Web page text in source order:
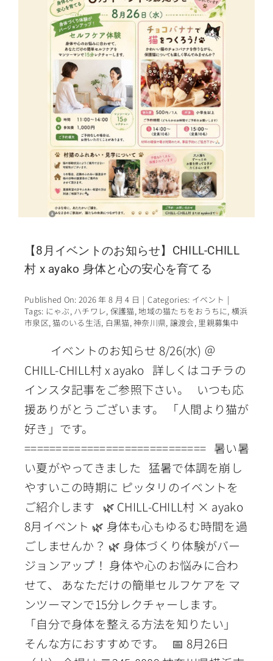
【8月イベントのお知らせ】CHILL-CHILL
村 x ayako 身体と心の安心を育てる
Published On: 2026 年 8 月 4 日 | Categories: イベント |
Tags: にゃぶ, ハチワレ, 保護猫,地域の猫たちをおうちに,横浜
市泉区,猫のいる生活, 白黒猫,神奈川県, 譲渡会, 里親募集中
イベントのお知らせ 8/26(水) ＠
CHILL-CHILL村 x ayako 詳しくはコチラの
インスタ記事をご参照下さい。 いつも応
援ありがとうございます。 「人間より猫が
好き」です。
============================= 暑い暑
い夏がやってきました 猛暑で体調を崩し
やすいこの時期に ピッタリのイベントを
ご紹介します 🌿 CHILL-CHILL村 × ayako
8月イベント 🌿 身体も心もゆるむ時間を過
ごしませんか？ 🌿 身体づくり体験がバー
ジョンアップ！ 身体や心のお悩みに合わ
せて、 あなただけの簡単セルフケアを マ
ンツーマンで15分レクチャーします。
「自分で身体を整える方法を知りたい」
そんな方におすすめです。 📅 8月26日